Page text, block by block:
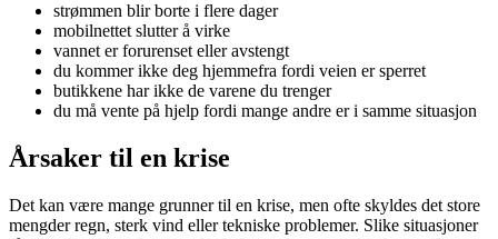
strømmen blir borte i flere dager
mobilnettet slutter å virke
vannet er forurenset eller avstengt
du kommer ikke deg hjemmefra fordi veien er sperret
butikkene har ikke de varene du trenger
du må vente på hjelp fordi mange andre er i samme situasjon
Årsaker til en krise
Det kan være mange grunner til en krise, men ofte skyldes det store
mengder regn, sterk vind eller tekniske problemer. Slike situasjoner